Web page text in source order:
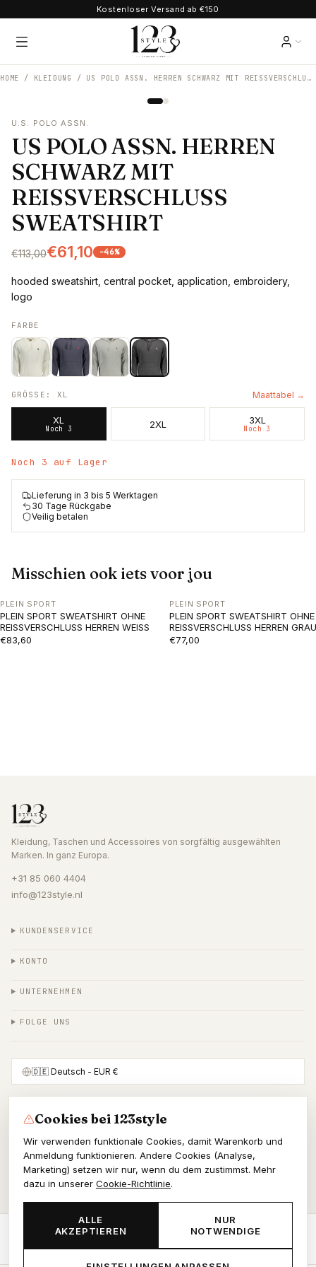
Kostenloser Versand ab €150
HOME / KLEIDUNG / US POLO ASSN. HERREN SCHWARZ MIT REISSVERSCHLUSS SWEATSHIRT
U.S. POLO ASSN.
US POLO ASSN. HERREN
SCHWARZ MIT
REISSVERSCHLUSS
SWEATSHIRT
€113,00€61,10 -46%
hooded sweatshirt, central pocket, application, embroidery,
logo
FARBE
GRÖSSE : XL Maattabel →
XL
Noch 3 2XL 3XL
Noch 3
Noch 3 auf Lager
Lieferung in 3 bis 5 Werktagen
30 Tage Rückgabe
Veilig betalen
Misschien ook iets voor jou
PLEIN SPORT
PLEIN SPORT SWEATSHIRT OHNE
REISSVERSCHLUSS HERREN WEISS
€83,60
PLEIN SPORT
PLEIN SPORT SWEATSHIRT OHNE
REISSVERSCHLUSS HERREN GRAU
€77,00
JETZT BESTELLEN- €61,10
Kleidung, Taschen und Accessoires von sorgfältig ausgewählten
Marken. In ganz Europa.
+31 85 060 4404
info@123style.nl
KUNDENSERVICE
KONTO
UNTERNEHMEN
FOLGE UNS
🇩🇪 Deutsch - EUR €
SICHER BEZAHLEN MIT
DatenschutzCookies
Cookies bei 123style
Wir verwenden funktionale Cookies, damit Warenkorb und
Anmeldung funktionieren. Andere Cookies (Analyse,
Marketing) setzen wir nur, wenn du dem zustimmst. Mehr
dazu in unserer Cookie-Richtlinie.
ALLE
AKZEPTIEREN
NUR
NOTWENDIGE